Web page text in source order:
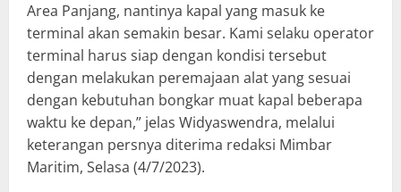
Area Panjang, nantinya kapal yang masuk ke
terminal akan semakin besar. Kami selaku operator
terminal harus siap dengan kondisi tersebut
dengan melakukan peremajaan alat yang sesuai
dengan kebutuhan bongkar muat kapal beberapa
waktu ke depan,” jelas Widyaswendra, melalui
keterangan persnya diterima redaksi Mimbar
Maritim, Selasa (4/7/2023).